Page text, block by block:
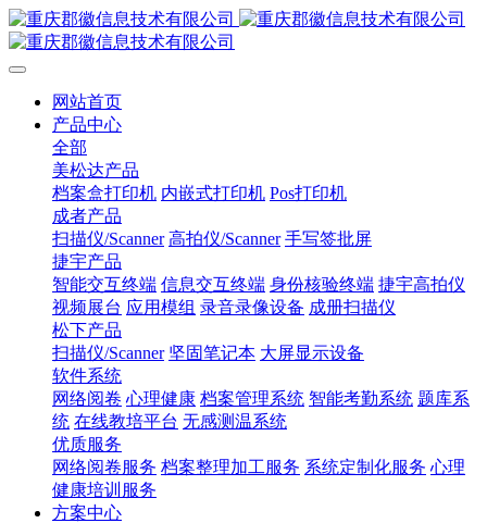
网站首页
产品中心
全部
美松达产品
档案盒打印机 内嵌式打印机 Pos打印机
成者产品
扫描仪/Scanner 高拍仪/Scanner 手写签批屏
捷宇产品
智能交互终端 信息交互终端 身份核验终端 捷宇高拍仪
视频展台 应用模组 录音录像设备 成册扫描仪
松下产品
扫描仪/Scanner 坚固笔记本 大屏显示设备
软件系统
网络阅卷 心理健康 档案管理系统 智能考勤系统 题库系
统 在线教培平台 无感测温系统
优质服务
网络阅卷服务 档案整理加工服务 系统定制化服务 心理
健康培训服务
方案中心